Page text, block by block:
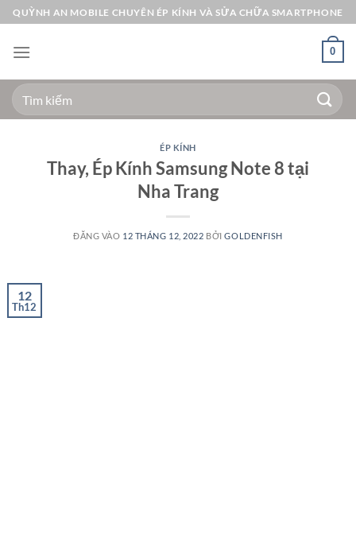
Bỏ
qua
nội
QUỲNH AN MOBILE CHUYÊN ÉP KÍNH VÀ SỬA CHỮA SMARTPHONE
0
Tìm
kiếm:
ÉP KÍNH
Thay, Ép Kính Samsung Note 8 tại
Nha Trang
ĐĂNG VÀO 12 THÁNG 12, 2022 BỞIGOLDENFISH
12
Th12